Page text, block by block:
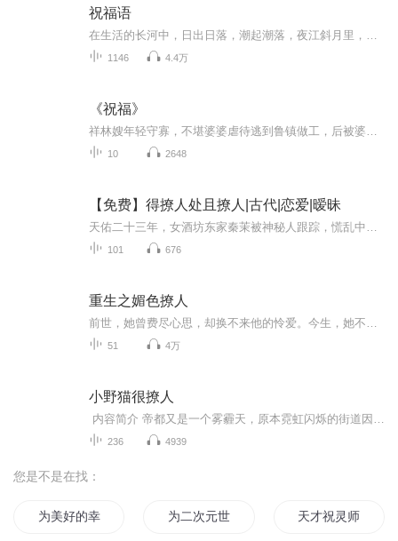
祝福语
1146 4.4万
《祝福》
10 2648
【免费】得撩人处且撩人|古代|恋爱|暧昧
101 676
重生之媚色撩人
51 4万
小野猫很撩人
236 4939
您是不是在找：
为美好的幸福生活献上祝福为二次元世界献上祝福 天才祝灵师